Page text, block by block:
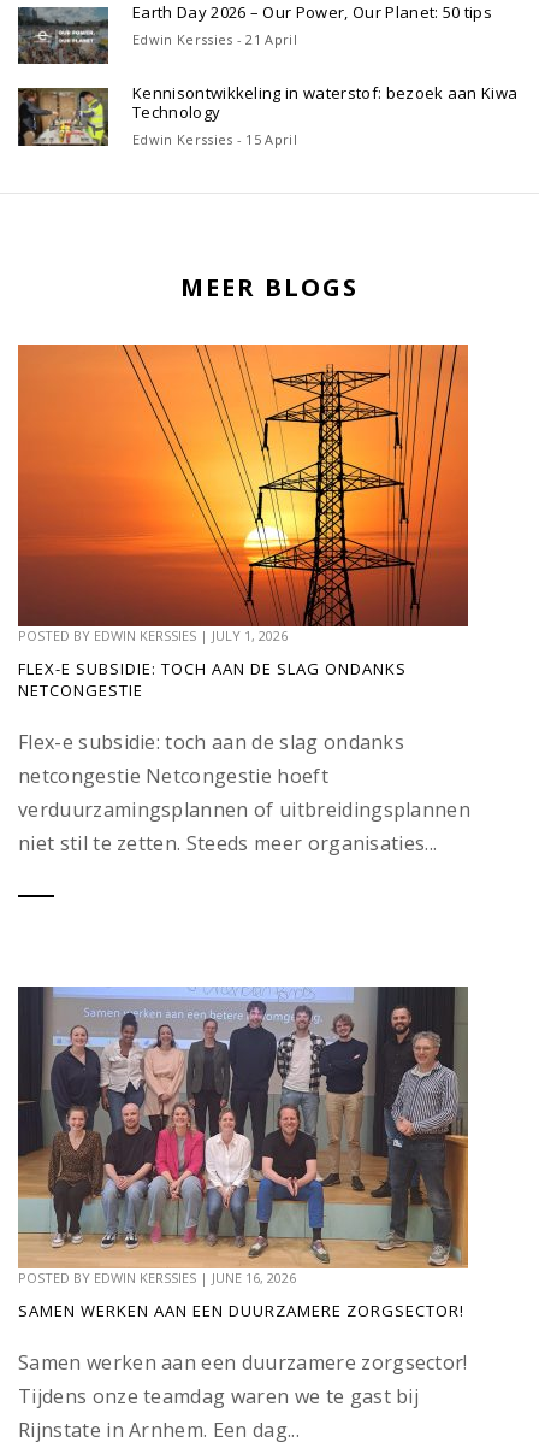
Earth Day 2026 – Our Power, Our Planet: 50 tips
Edwin Kerssies - 21 April
Kennisontwikkeling in waterstof: bezoek aan Kiwa
Technology
Edwin Kerssies - 15 April
MEER BLOGS
POSTED BY EDWIN KERSSIES | JULY 1, 2026
FLEX-E SUBSIDIE: TOCH AAN DE SLAG ONDANKS
NETCONGESTIE
Flex-e subsidie: toch aan de slag ondanks
netcongestie Netcongestie hoeft
verduurzamingsplannen of uitbreidingsplannen
niet stil te zetten. Steeds meer organisaties...
POSTED BY EDWIN KERSSIES | JUNE 16, 2026
SAMEN WERKEN AAN EEN DUURZAMERE ZORGSECTOR!
Samen werken aan een duurzamere zorgsector!
Tijdens onze teamdag waren we te gast bij
Rijnstate in Arnhem. Een dag...